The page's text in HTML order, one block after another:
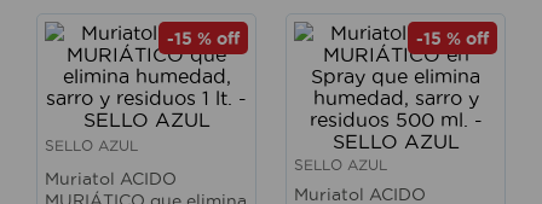
-15 % off
SELLO AZUL
Muriatol ACIDO
-15 % off
SELLO AZUL
Muriatol ACIDO
organizador
cerradura
taladro